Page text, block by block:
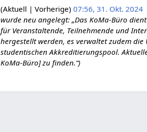
Aktuell Vorherige 07:56, 31. Okt. 2024
wurde neu angelegt: „Das KoMa-Büro
für Veranstaltende, Teilnehmende und
hergestellt werden, es verwaltet zudem
studentischen Akkreditierungspool.
KoMa-Büro] zu finden.“